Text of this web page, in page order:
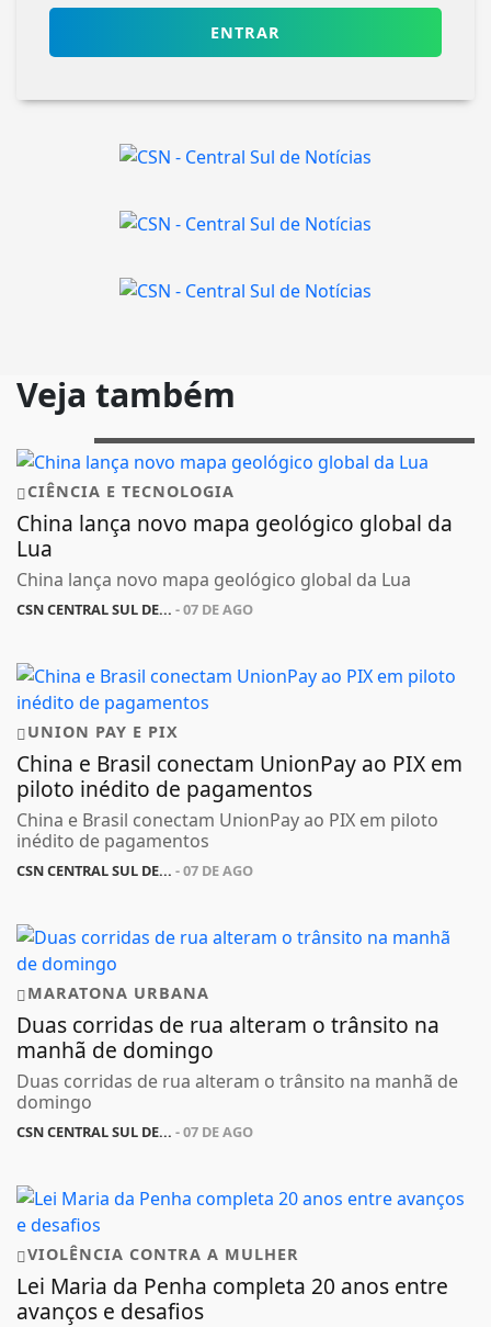
ENTRAR
Veja também
CIÊNCIA E TECNOLOGIA
China lança novo mapa geológico global da
Lua
China lança novo mapa geológico global da Lua
CSN CENTRAL SUL DE... - 07 DE AGO
UNION PAY E PIX
China e Brasil conectam UnionPay ao PIX em
piloto inédito de pagamentos
China e Brasil conectam UnionPay ao PIX em piloto
inédito de pagamentos
CSN CENTRAL SUL DE... - 07 DE AGO
MARATONA URBANA
Duas corridas de rua alteram o trânsito na
manhã de domingo
Duas corridas de rua alteram o trânsito na manhã de
domingo
CSN CENTRAL SUL DE... - 07 DE AGO
VIOLÊNCIA CONTRA A MULHER
Lei Maria da Penha completa 20 anos entre
avanços e desafios